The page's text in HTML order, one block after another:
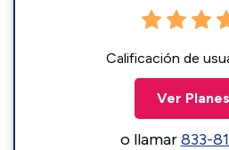
Calificación de
Ver Planes
o llamar833-